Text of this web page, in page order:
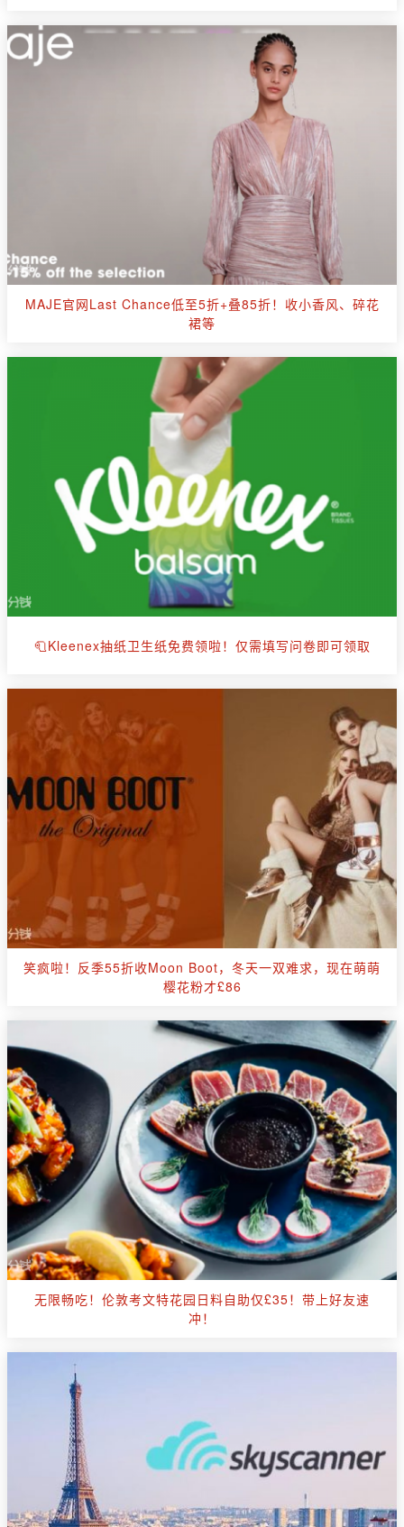
MAJE官网Last Chance低至5折+叠85折！收小香风、碎花
裙等
🧻Kleenex抽纸卫生纸免费领啦！仅需填写问卷即可领取
笑疯啦！反季55折收Moon Boot，冬天一双难求，现在萌萌
樱花粉才£86
无限畅吃！伦敦考文特花园日料自助仅£35！带上好友速
冲！